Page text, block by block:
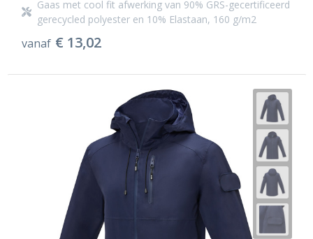
Gaas met cool fit afwerking van 90% GRS-gecertificeerd
gerecycled polyester en 10% Elastaan, 160 g/m2
vanaf € 13,02